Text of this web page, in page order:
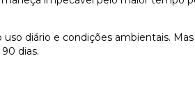
diário e condições ambientais.
dias.